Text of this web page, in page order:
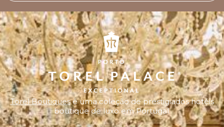
Torel Boutiquesé uma coleção de prestigiados hotéis
boutique de luxo em Portugal.